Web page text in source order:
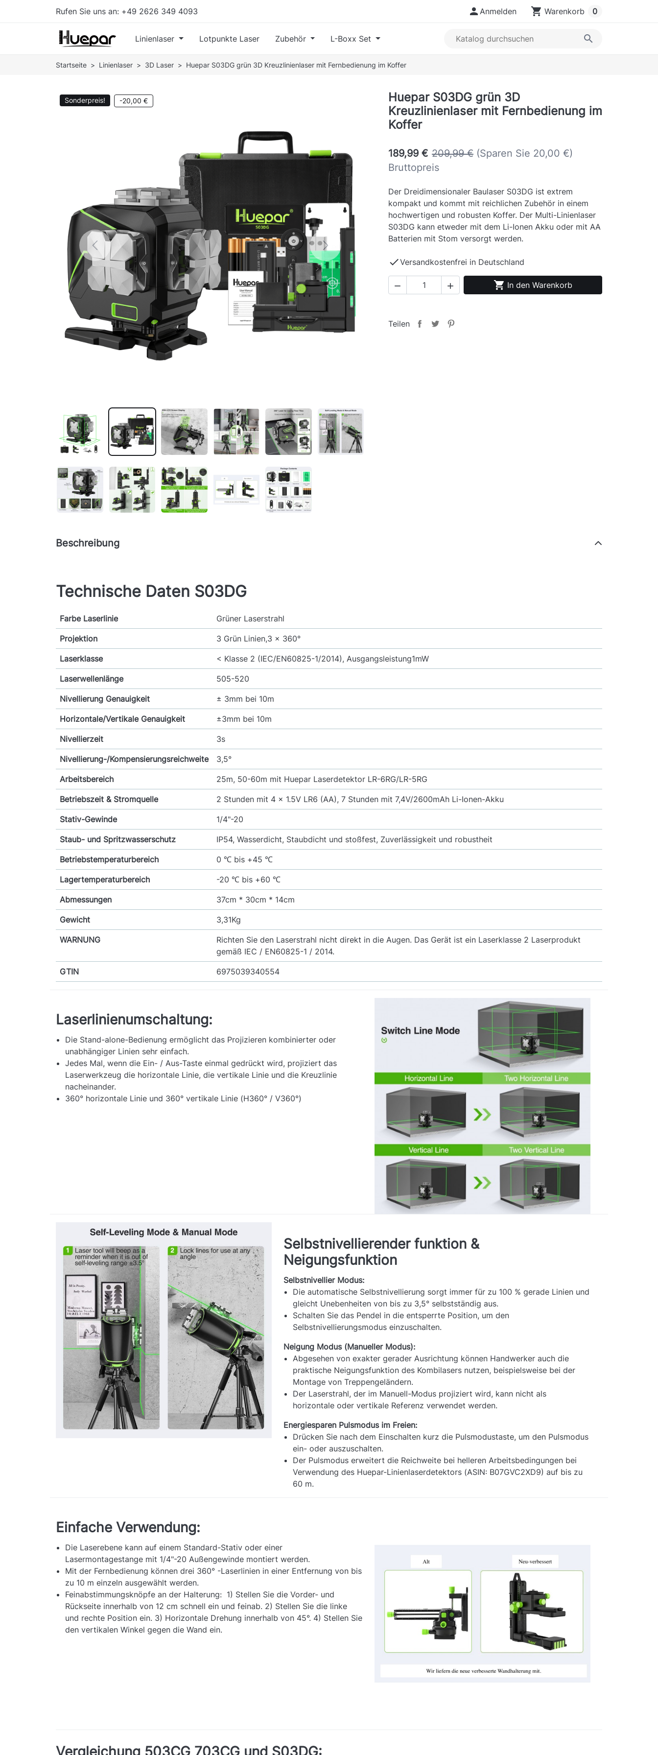
Rufen Sie uns an: +49 2626 349 4093 Anmelden shopping_cart Warenkorb 0
Linienlaser Lotpunkte Laser Zubehör L-Boxx Set search
Startseite Linienlaser 3D Laser Huepar S03DG grün 3D Kreuzlinienlaser mit Fernbedienung im Koffer
Sonderpreis! -20,00 €
Previous Next
Huepar S03DG grün 3D
Kreuzlinienlaser mit Fernbedienung im
Koffer
189,99 € 209,99 € (Sparen Sie 20,00 €)
Bruttopreis
Der Dreidimensionaler Baulaser S03DG ist extrem
kompakt und kommt mit reichlichen Zubehör in einem
hochwertigen und robusten Koffer. Der Multi-Linienlaser
S03DG kann etweder mit dem Li-Ionen Akku oder mit AA
Batterien mit Stom versorgt werden.
Versandkostenfrei in Deutschland
   In den Warenkorb
Teilen
Beschreibung
Technische Daten S03DG
Farbe Laserlinie Grüner Laserstrahl
Projektion 3 Grün Linien,3 x 360°
Laserklasse < Klasse 2 (IEC/EN60825-1/2014), Ausgangsleistung1mW
Laserwellenlänge 505-520
Nivellierung Genauigkeit ± 3mm bei 10m
Horizontale/Vertikale Genauigkeit ±3mm bei 10m
Nivellierzeit 3s
Nivellierung-/Kompensierungsreichweite 3,5°
Arbeitsbereich 25m, 50-60m mit Huepar Laserdetektor LR-6RG/LR-5RG
Betriebszeit & Stromquelle 2 Stunden mit 4 × 1.5V LR6 (AA), 7 Stunden mit 7,4V/2600mAh Li-Ionen-Akku
Stativ-Gewinde 1/4"-20
Staub- und Spritzwasserschutz IP54, Wasserdicht, Staubdicht und stoßfest, Zuverlässigkeit und robustheit
Betriebstemperaturbereich 0 ℃ bis +45 ℃
Lagertemperaturbereich -20 ℃ bis +60 ℃
Abmessungen 37cm * 30cm * 14cm
Gewicht 3,31Kg
WARNUNG
Richten Sie den Laserstrahl nicht direkt in die Augen. Das Gerät ist ein Laserklasse 2 Laserprodukt
gemäß IEC / EN60825-1 / 2014.
GTIN 6975039340554
Laserlinienumschaltung:
Die Stand-alone-Bedienung ermöglicht das Projizieren kombinierter oder
unabhängiger Linien sehr einfach.
Jedes Mal, wenn die Ein- / Aus-Taste einmal gedrückt wird, projiziert das
Laserwerkzeug die horizontale Linie, die vertikale Linie und die Kreuzlinie
nacheinander.
360° horizontale Linie und 360° vertikale Linie (H360° / V360°)
Selbstnivellierender funktion &
Neigungsfunktion
Selbstnivellier Modus:
Die automatische Selbstnivellierung sorgt immer für zu 100 % gerade Linien und
gleicht Unebenheiten von bis zu 3,5° selbstständig aus.
Schalten Sie das Pendel in die entsperrte Position, um den
Selbstnivellierungsmodus einzuschalten.
Neigung Modus (Manueller Modus):
Abgesehen von exakter gerader Ausrichtung können Handwerker auch die
praktische Neigungsfunktion des Kombilasers nutzen, beispielsweise bei der
Montage von Treppengeländern.
Der Laserstrahl, der im Manuell-Modus projiziert wird, kann nicht als
horizontale oder vertikale Referenz verwendet werden.
Energiesparen Pulsmodus im Freien:
Drücken Sie nach dem Einschalten kurz die Pulsmodustaste, um den Pulsmodus
ein- oder auszuschalten.
Der Pulsmodus erweitert die Reichweite bei helleren Arbeitsbedingungen bei
Verwendung des Huepar-Linienlaserdetektors (ASIN: B07GVC2XD9) auf bis zu
60 m.
Einfache Verwendung:
Die Laserebene kann auf einem Standard-Stativ oder einer
Lasermontagestange mit 1/4"-20 Außengewinde montiert werden.
Mit der Fernbedienung können drei 360° -Laserlinien in einer Entfernung von bis
zu 10 m einzeln ausgewählt werden.
Feinabstimmungsknöpfe an der Halterung: 1) Stellen Sie die Vorder- und
Rückseite innerhalb von 12 cm schnell ein und feinab. 2) Stellen Sie die linke
und rechte Position ein. 3) Horizontale Drehung innerhalb von 45°. 4) Stellen Sie
den vertikalen Winkel gegen die Wand ein.
Vergleichung 503CG 703CG und S03DG: